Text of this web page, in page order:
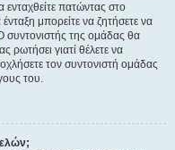
ενταχθείτε πατώντας στο
μπορείτε να ζητήσετε να
συντονιστής της ομάδας θα
ρωτήσει γιατί θέλετε να
τον συντονιστή ομάδας
του.